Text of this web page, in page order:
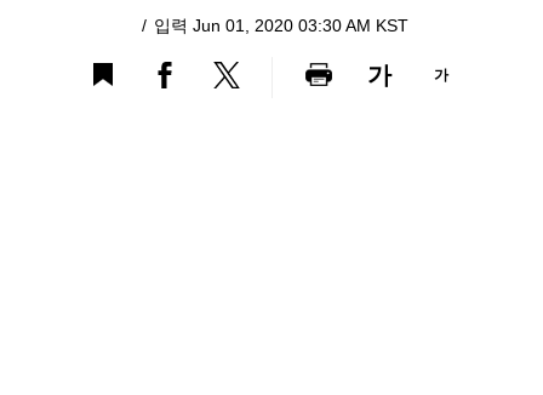
입력 Jun 01, 2020 03:30 AM KST
가 가